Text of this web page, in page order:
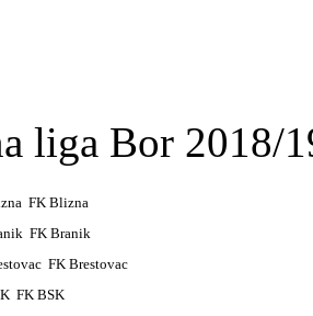
liga Bor 2018/
FK Blizna
FK Branik
FK Brestovac
FK BSK